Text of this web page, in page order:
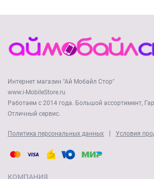
Интернет магазин "Ай Мобайл Стор"
www.i-MobileStore.ru
Работаем с 2014 года. Большой ассортимент,
Отличный сервис.
Политика персональных данных | Условия
КОМПАНИЯ